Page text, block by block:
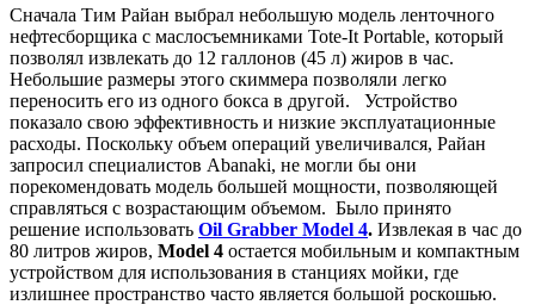
Сначала Тим Райан выбрал небольшую модель ленточного
нефтесборщика с маслосъемниками Tote-It Portable, который
позволял извлекать до 12 галлонов (45 л) жиров в час.
Небольшие размеры этого скиммера позволяли легко
переносить его из одного бокса в другой. Устройство
показало свою эффективность и низкие эксплуатационные
расходы. Поскольку объем операций увеличивался, Райан
запросил специалистов Abanaki, не могли бы они
порекомендовать модель большей мощности, позволяющей
справляться с возрастающим объемом. Было принято
решение использовать Oil Grabber Model 4. Извлекая в час до
80 литров жиров, Model 4 остается мобильным и компактным
устройством для использования в станциях мойки, где
излишнее пространство часто является большой роскошью.